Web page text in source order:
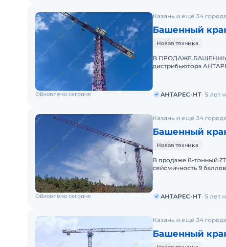
Казань и ещё 34 города
Башенный
Новая техника
В ПРОДАЖЕ БАШЕННЫЙ
дистрибьютора
Обновлено сегодня АНТАРЕС-НТ 5 лет
Казань и ещё 34 города
Башенный
Новая техника
В продаже 8-тонный
сейсмичность 9
Обновлено сегодня АНТАРЕС-НТ 5 лет
Казань и ещё 34 города
Башенный кран